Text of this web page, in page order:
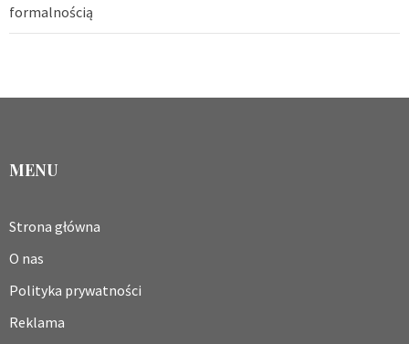
formalnością
MENU
Strona główna
O nas
Polityka prywatności
Reklama